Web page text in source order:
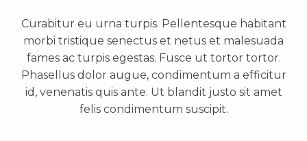
Curabitur eu urna turpis. Pellentesque habitant
morbi tristique senectus et netus et malesuada
fames ac turpis egestas. Fusce ut tortor tortor.
Phasellus dolor augue, condimentum a efficitur
id, venenatis quis ante. Ut blandit justo sit amet
felis condimentum suscipit.